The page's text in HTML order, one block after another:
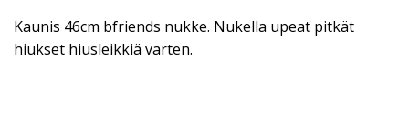
Kaunis 46cm bfriends nukke. Nukella upeat pitkät
hiukset hiusleikkiä varten.